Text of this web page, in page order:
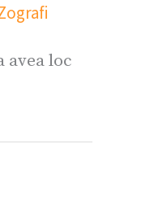
avea loc